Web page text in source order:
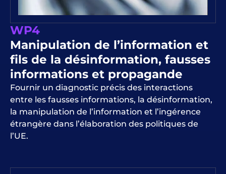
WP4
Manipulation de l’information et
fils de la désinformation, fausses
informations et propagande
Fournir un diagnostic précis des interactions
entre les fausses informations, la désinformation,
la manipulation de l’information et l’ingérence
étrangère dans l’élaboration des politiques de
l’UE.